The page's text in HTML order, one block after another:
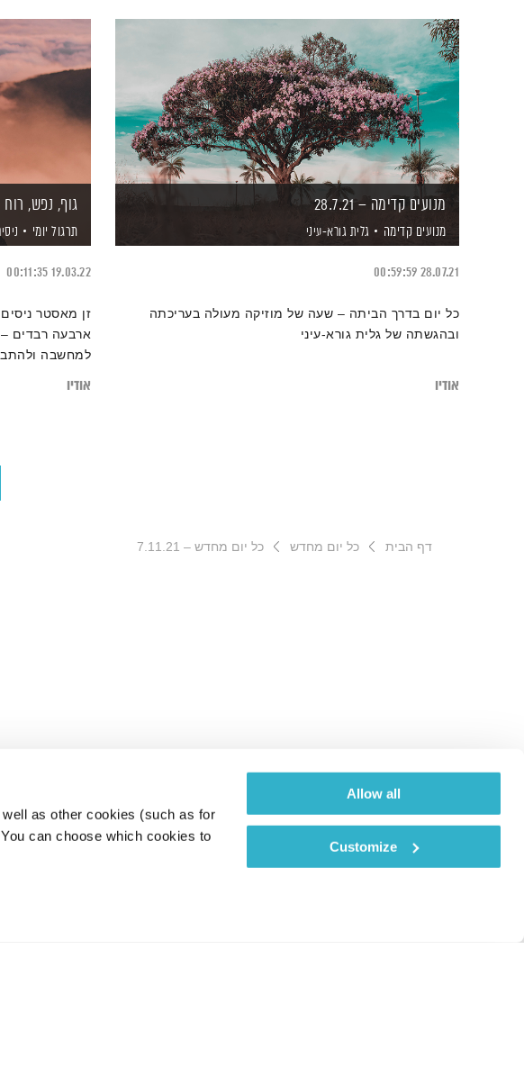
as other cookies (such as for
can choose which cookies to
Allow all
Customize
מנועים קדימה – 28.7.21
מנועים קדימה גלית גורא-עיני
28.07.21
00:59:59
כל יום בדרך הביתה – שעה של מוזיקה מעולה בעריכתה
ובהגשתה של גלית גורא-עיני
אודיו
גוף, נפש,
תרגול יומי
19.03.22
00:11:35
זן מאסטר
ארבעה רבדים –
למחשבה
אודיו
דף הבית כל יום מחדש כל יום מחדש – 7.11.21